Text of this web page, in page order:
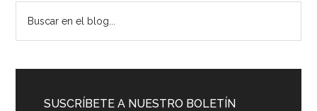
Barra
lateral
principal
SUSCRÍBETE A NUESTRO BOLETÍN